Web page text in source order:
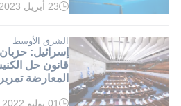
وقت
دقيقة.
23 أبريل 2023
الشرق الأوسط
إسرائيل:
قانون حل
المعارضة
01 يوليو 2022